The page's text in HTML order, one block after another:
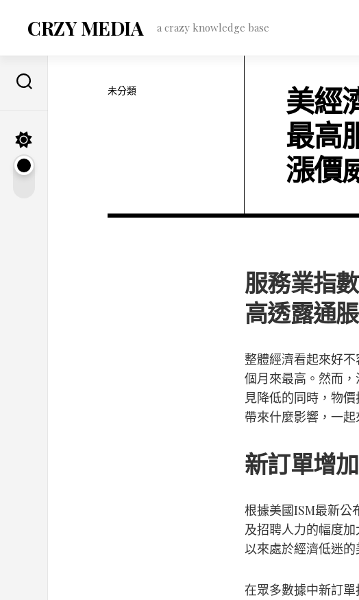
contentCRZY MEDIA a crazy knowledge base
未分類
美經
最高
漲價
服務業指
高透露通
整體經濟看起來好
個月來最高。然而
見降低的同時，物
帶來什麼影響，一起
新訂單增
根據美國ISM最新公
及招聘人力的幅度
以來處於經濟低迷
在眾多數據中新訂單